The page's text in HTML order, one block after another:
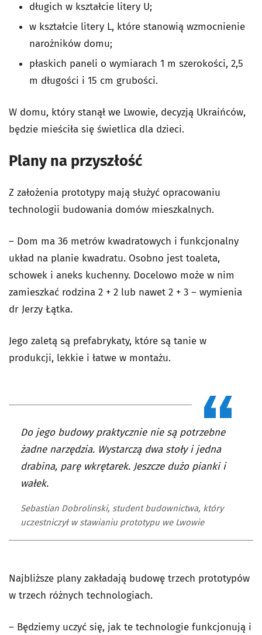
długich w kształcie litery U;
w kształcie litery L, które stanowią wzmocnienie
narożników domu;
płaskich paneli o wymiarach 1 m szerokości, 2,5
m długości i 15 cm grubości.
W domu, który stanął we Lwowie, decyzją Ukraińców,
będzie mieściła się świetlica dla dzieci.
Plany na przyszłość
Z założenia prototypy mają służyć opracowaniu
technologii budowania domów mieszkalnych.
– Dom ma 36 metrów kwadratowych i funkcjonalny
układ na planie kwadratu. Osobno jest toaleta,
schowek i aneks kuchenny. Docelowo może w nim
zamieszkać rodzina 2 + 2 lub nawet 2 + 3 – wymienia
dr Jerzy Łątka.
Jego zaletą są prefabrykaty, które są tanie w
produkcji, lekkie i łatwe w montażu.
Do jego budowy praktycznie nie są potrzebne
żadne narzędzia. Wystarczą dwa stoły i jedna
drabina, parę wkrętarek. Jeszcze dużo pianki i
wałek.
Sebastian Dobrolinski, student budownictwa, który
uczestniczył w stawianiu prototypu we Lwowie
Najbliższe plany zakładają budowę trzech prototypów
w trzech różnych technologiach.
– Będziemy uczyć się, jak te technologie funkcjonują i